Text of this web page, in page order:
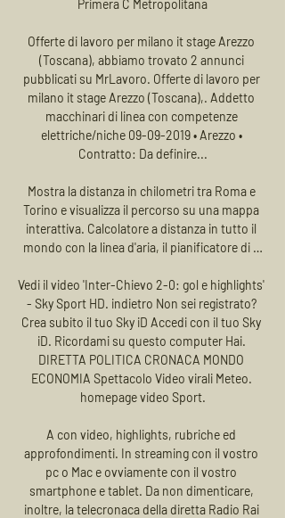
Primera C Metropolitana
Offerte di lavoro per milano it stage Arezzo
(Toscana), abbiamo trovato 2 annunci
pubblicati su MrLavoro. Offerte di lavoro per
milano it stage Arezzo (Toscana),. Addetto
macchinari di linea con competenze
elettriche/niche 09-09-2019 • Arezzo •
Contratto: Da definire...
Mostra la distanza in chilometri tra Roma e
Torino e visualizza il percorso su una mappa
interattiva. Calcolatore a distanza in tutto il
mondo con la linea d'aria, il pianificatore di …
Vedi il video 'Inter-Chievo 2-0: gol e highlights'
- Sky Sport HD. indietro Non sei registrato?
Crea subito il tuo Sky iD Accedi con il tuo Sky
iD. Ricordami su questo computer Hai.
DIRETTA POLITICA CRONACA MONDO
ECONOMIA Spettacolo Video virali Meteo.
homepage video Sport.
A con video, highlights, rubriche ed
approfondimenti. In streaming con il vostro
pc o Mac e ovviamente con il vostro
smartphone e tablet. Da non dimenticare,
inoltre, la telecronaca della diretta Radio Rai